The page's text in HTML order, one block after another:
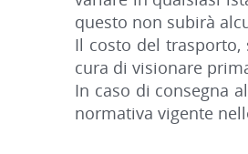
questo non subirà
Il costo del trasporto,
cura di visionare
In caso di consegna
normativa vigente